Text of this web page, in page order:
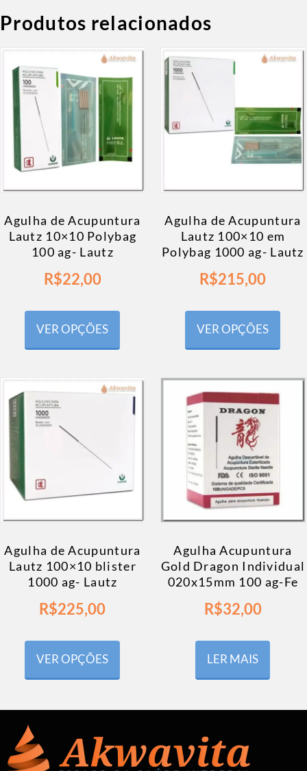
Produtos relacionados
Agulha de Acupuntura
Lautz 10×10 Polybag
100 ag- Lautz
R$22,00
VER OPÇÕES
Agulha de Acupuntura
Lautz 100×10 em
Polybag 1000 ag- Lautz
R$215,00
VER OPÇÕES
Agulha de Acupuntura
Lautz 100×10 blister
1000 ag- Lautz
R$225,00
VER OPÇÕES
Agulha Acupuntura
Gold Dragon Individual
020x15mm 100 ag-Fe
R$32,00
LER MAIS